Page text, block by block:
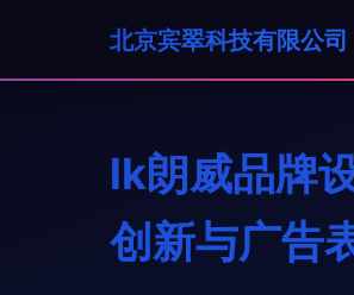
北京宾翠科技有限公司
lk朗威品牌
创新与广告